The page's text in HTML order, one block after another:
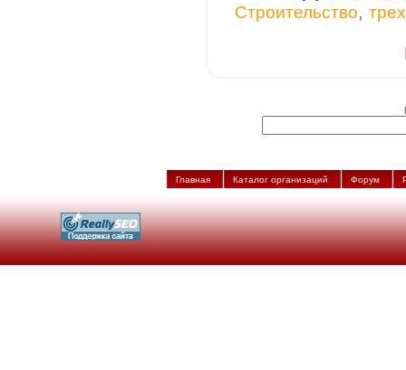
Строительство,
Главная Каталог организаций Форум